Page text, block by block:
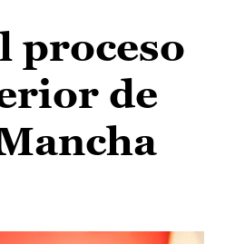
proceso
de